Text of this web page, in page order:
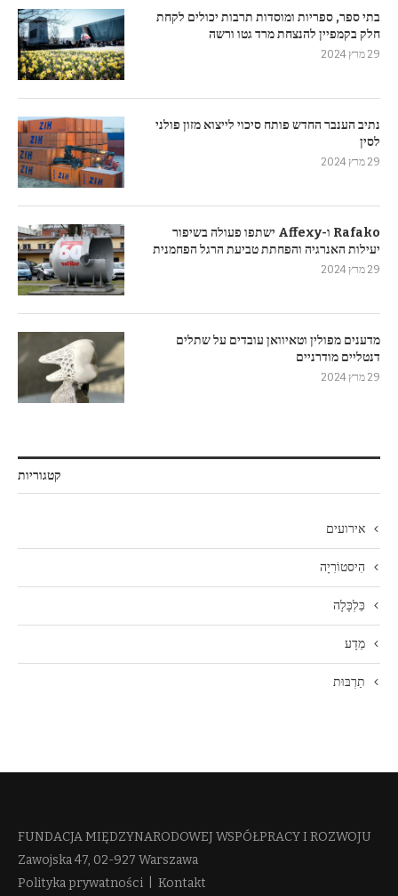
בתי ספר, ספריות ומוסדות תרבות יכולים לקחת
חלק בקמפיין להנצחת מרד גטו ורשה
29 מרץ 2024
נתיב הענבר החדש פותח סיכוי לייצוא מזון פולני
לסין
29 מרץ 2024
Rafako ו-Affexy ישתפו פעולה בשיפור
יעילות האנרגיה והפחתת טביעת הרגל הפחמנית
29 מרץ 2024
מדענים מפולין וטאיוואן עובדים על שתלים
דנטליים מודרניים
29 מרץ 2024
קטגוריות
אירועים
הִיסטוֹרִיָה
כַּלְכָּלָה
מַדָע
תַרְבּוּת
FUNDACJA MIĘDZYNARODOWEJ WSPÓŁPRACY I ROZWOJU​
Zawojska 47, 02-927 Warszawa
Polityka prywatności
Kontakt